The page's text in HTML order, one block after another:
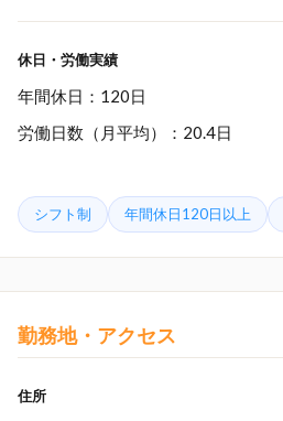
休日・労働実績
年間休日：120日
労働日数（月平均）：20.4日
シフト制 年間休日120日以上
勤務地・アクセス
住所